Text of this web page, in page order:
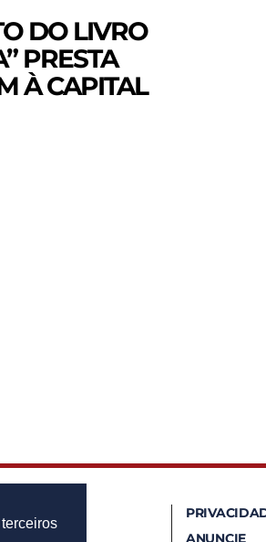
DO LIVRO
PRESTA
À CAPITAL
ANUNCIE